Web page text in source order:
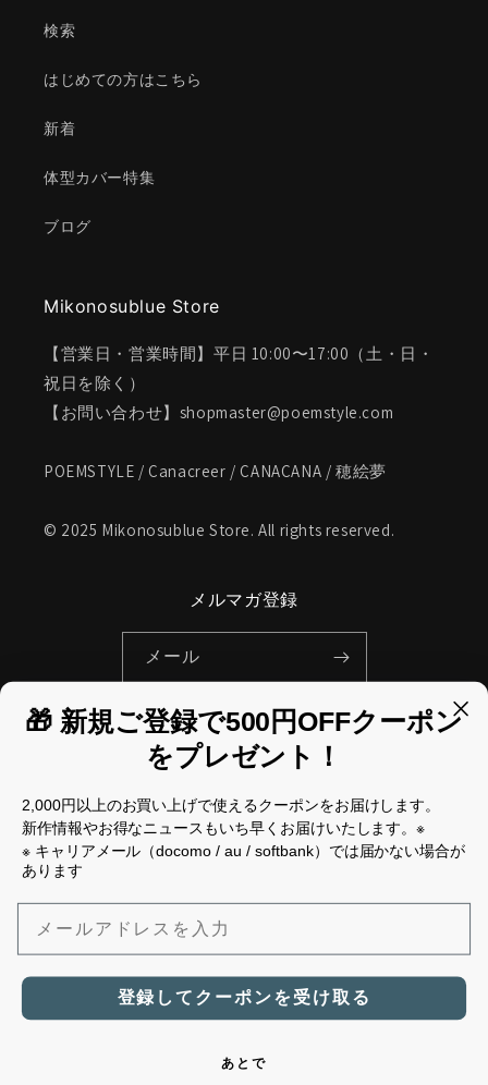
検索
はじめての方はこちら
新着
体型カバー特集
ブログ
Mikonosublue Store
【営業日・営業時間】平日 10:00〜17:00（土・日・
祝日を除く）
【お問い合わせ】shopmaster@poemstyle.com
POEMSTYLE / Canacreer / CANACANA / 穂絵夢
© 2025 Mikonosublue Store. All rights reserved.
メルマガ登録
メール
FacebookInstagramPinterest
国/地域
日本 | JPY ¥
決
済
方
Mikonosublue StorePowered by Shopify 返金ポリシー
特定商取引法に基づく表記
🎁 新規ご登録で500円OFFクーポン
をプレゼント！
2,000円以上のお買い上げで使えるクーポンをお届けします。
新作情報やお得なニュースもいち早くお届けいたします。※
※ キャリアメール（docomo / au / softbank）では届かない場合が
あります
登録してクーポンを受け取る
あとで